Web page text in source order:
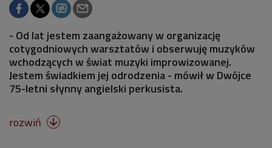
- Od lat jestem zaangażowany w organizację
cotygodniowych warsztatów i obserwuję muzyków
wchodzących w świat muzyki improwizowanej.
Jestem świadkiem jej odrodzenia - mówił w Dwójce
75-letni słynny angielski perkusista.
rozwiń 